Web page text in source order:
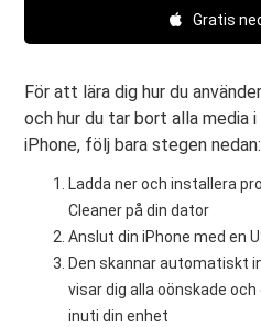
Gratis
För att lära dig hur du
och hur du tar bort alla media
iPhone, följ bara stegen nedan:
Ladda ner och installera
Cleaner på din dator
Anslut din iPhone med en
Den skannar automatiskt
visar dig alla oönskade
inuti din enhet